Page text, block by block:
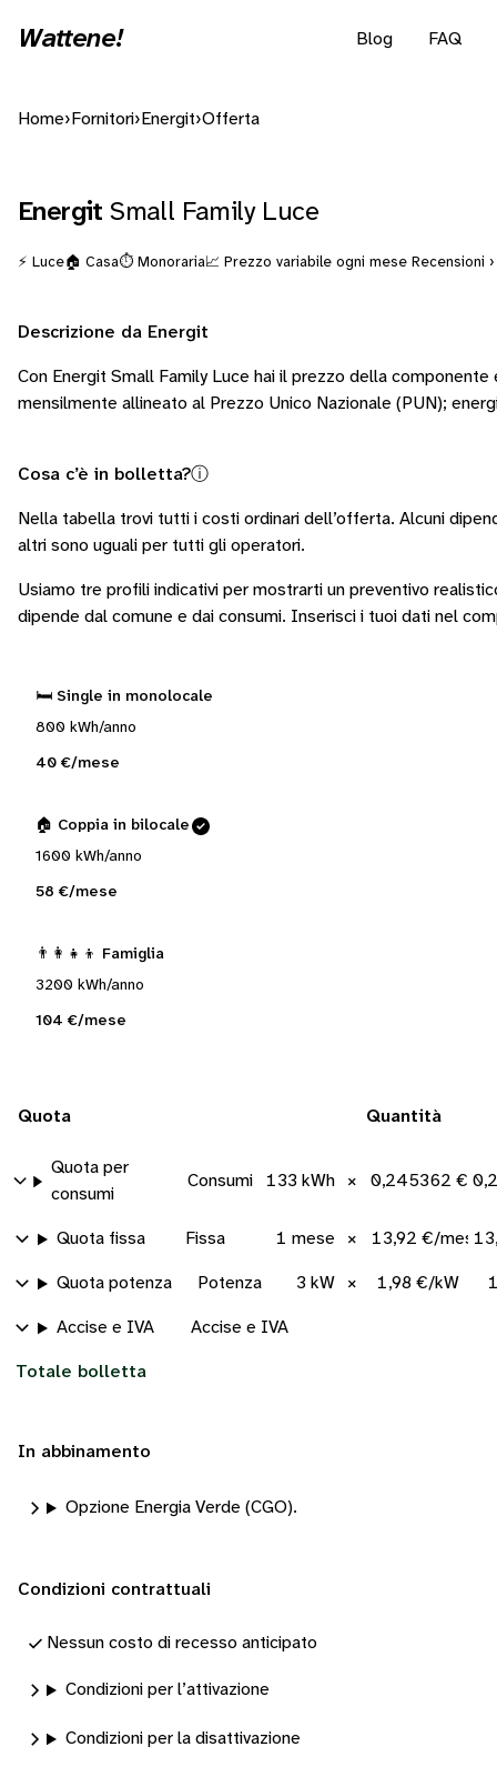
Wattene! Blog FAQ
Home› Fornitori› Energit›Offerta
Energit Small Family Luce
⚡ Luce🏠 Casa⏱️ Monoraria📈 Prezzo variabile ogni mese Recensioni ›
Descrizione da Energit
Con Energit Small Family Luce hai il prezzo della componente
mensilmente allineato al Prezzo Unico Nazionale (PUN);
Cosa c’è in bolletta?ⓘ
Nella tabella trovi tutti i costi ordinari dell’offerta. Alcuni
altri sono uguali per tutti gli operatori.
Usiamo tre profili indicativi per mostrarti un preventivo
dipende dal comune e dai consumi. Inserisci i tuoi dati nel
🛏️ Single in monolocale
800 kWh/anno
40 €/mese
🏠 Coppia in bilocale
1600 kWh/anno
58 €/mese
👨‍👩‍👧‍👦 Famiglia
3200 kWh/anno
104 €/mese
Quota Quantità
Quota per
consumi
Consumi 133 kWh × 0,245362 €/
Quota fissa Fissa 1 mese × 13,92 €/mese
Quota potenza Potenza 3 kW × 1,98 €/kW
Accise e IVA Accise e IVA
Totale bolletta
In abbinamento
Opzione Energia Verde (CGO).
Condizioni contrattuali
Nessun costo di recesso anticipato
Condizioni per l’attivazione
Condizioni per la disattivazione